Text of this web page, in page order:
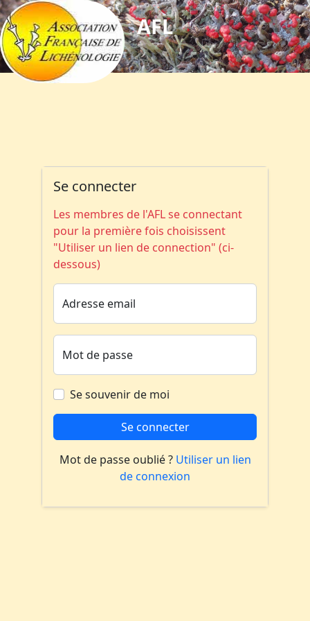
AFL
Se connecter
Les membres de l'AFL se connectant
pour la première fois choisissent
"Utiliser un lien de connection" (ci-
dessous)
Adresse email
Mot de passe
Se souvenir de moi
Se connecter
Mot de passe oublié ? Utiliser un lien
de connexion